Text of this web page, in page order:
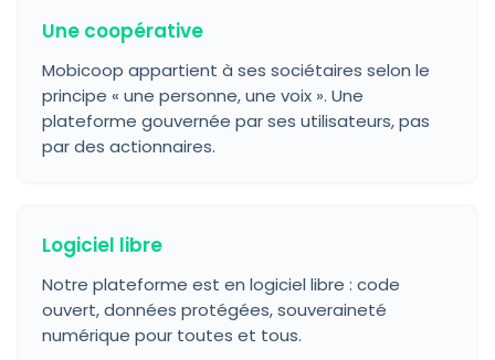
Une coopérative
Mobicoop appartient à ses sociétaires selon le
principe « une personne, une voix ». Une
plateforme gouvernée par ses utilisateurs, pas
par des actionnaires.
Logiciel libre
Notre plateforme est en logiciel libre : code
ouvert, données protégées, souveraineté
numérique pour toutes et tous.